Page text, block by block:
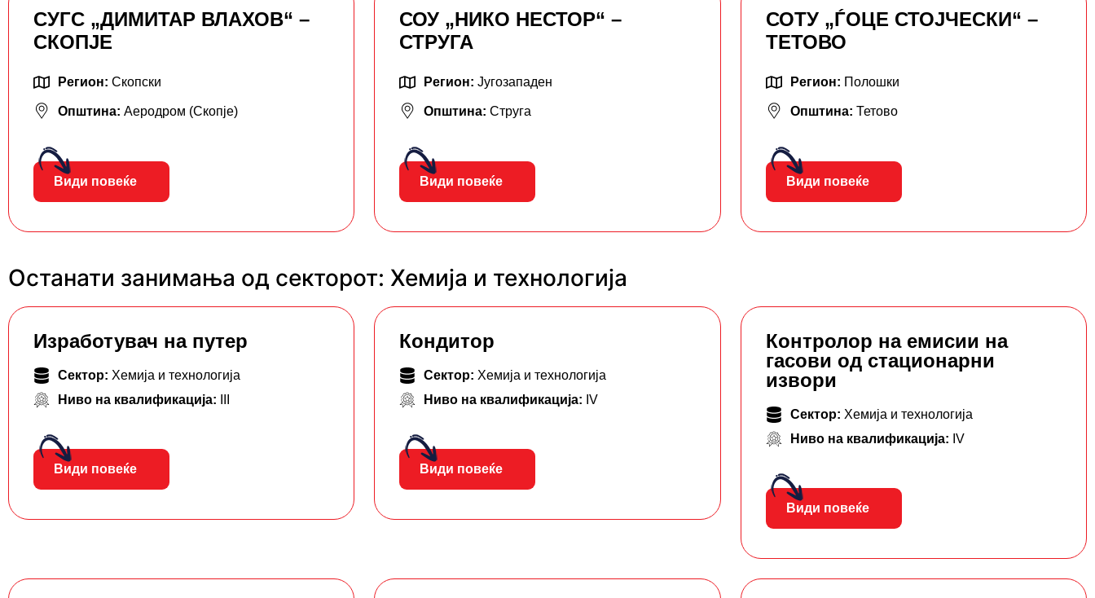
СУГС „ДИМИТАР ВЛАХОВ“ –
СКОПЈЕ
Регион: Скопски
Општина: Аеродром (Скопје)
Види повеќе
СОУ „НИКО НЕСТОР“ –
СТРУГА
Регион:Југозападен
Општина:Струга
Види повеќе
СОТУ „ЃОЦЕ СТОЈЧЕСКИ“ –
ТЕТОВО
Регион: Полошки
Општина: Тетово
Види повеќе
Останати занимања од секторот: Хемија и технологија
Изработувач на путер
Сектор: Хемија и технологија
Ниво на квалификација:
Види повеќе
Кондитор
Сектор: Хемија и технологија
Ниво на квалификација: IV
Види повеќе
Контролор на емисии на
гасови од стационарни
извори
Сектор: Хемија и технологија
Ниво на квалификација: IV
Види повеќе